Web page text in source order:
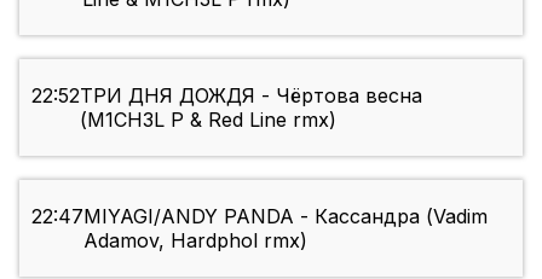
22:52ТРИ ДНЯ ДОЖДЯ - Чёртова весна
(M1CH3L P & Red Line rmx)
22:47MIYAGI/ANDY PANDA - Кассандра (Vadim
Adamov, Hardphol rmx)